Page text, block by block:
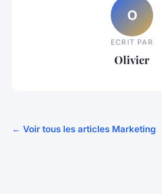
O
ECRIT PAR
Olivier
← Voir tous les articles Marketing